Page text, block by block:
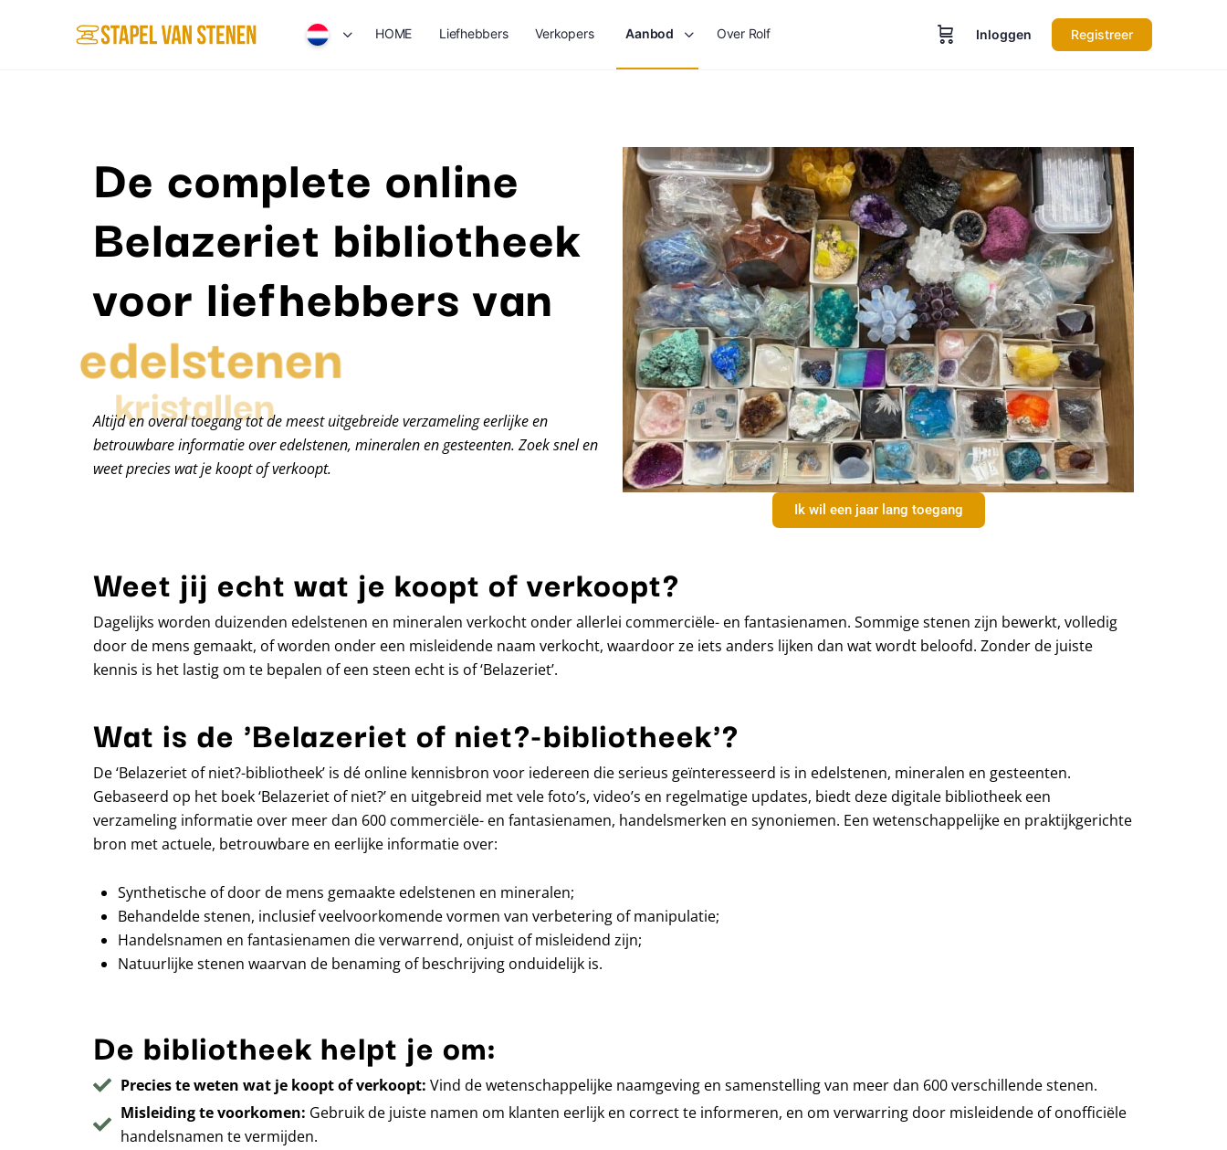
HOME Liefhebbers Verkopers Aanbod Over Rolf Inloggen Registreer
De complete online
Belazeriet bibliotheek
voor liefhebbers van
edelstenen
Altijd en overal toegang tot de meest uitgebreide verzameling eerlijke en
betrouwbare informatie over edelstenen, mineralen en gesteenten. Zoek snel en
weet precies wat je koopt of verkoopt.
Ik wil een jaar lang toegang
Weet jij echt wat je koopt of verkoopt?
Dagelijks worden duizenden edelstenen en mineralen verkocht onder allerlei commerciële- en fantasienamen. Sommige stenen zijn bewerkt, volledig
door de mens gemaakt, of worden onder een misleidende naam verkocht, waardoor ze iets anders lijken dan wat wordt beloofd. Zonder de juiste
kennis is het lastig om te bepalen of een steen echt is of ‘Belazeriet’.
Wat is de 'Belazeriet of niet?-bibliotheek'?
De ‘Belazeriet of niet?-bibliotheek’ is dé online kennisbron voor iedereen die serieus geïnteresseerd is in edelstenen, mineralen en gesteenten.
Gebaseerd op het boek ‘Belazeriet of niet?’ en uitgebreid met vele foto’s, video’s en regelmatige updates, biedt deze digitale bibliotheek een
verzameling informatie over meer dan 600 commerciële- en fantasienamen, handelsmerken en synoniemen. Een wetenschappelijke en praktijkgerichte
bron met actuele, betrouwbare en eerlijke informatie over:
Synthetische of door de mens gemaakte edelstenen en mineralen;
Behandelde stenen, inclusief veelvoorkomende vormen van verbetering of manipulatie;
Handelsnamen en fantasienamen die verwarrend, onjuist of misleidend zijn;
Natuurlijke stenen waarvan de benaming of beschrijving onduidelijk is.
De bibliotheek helpt je om:
Precies te weten wat je koopt of verkoopt: Vind de wetenschappelijke naamgeving en samenstelling van meer dan 600 verschillende stenen.
Misleiding te voorkomen: Gebruik de juiste namen om klanten eerlijk en correct te informeren, en om verwarring door misleidende of onofficiële
handelsnamen te vermijden.